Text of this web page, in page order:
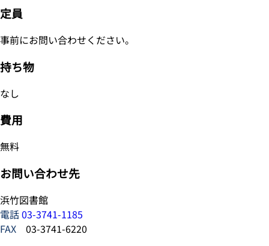
定員
事前にお問い合わせください。
持ち物
なし
費用
無料
お問い合わせ先
浜竹図書館
電話03-3741-1185
FAX
03-3741-6220